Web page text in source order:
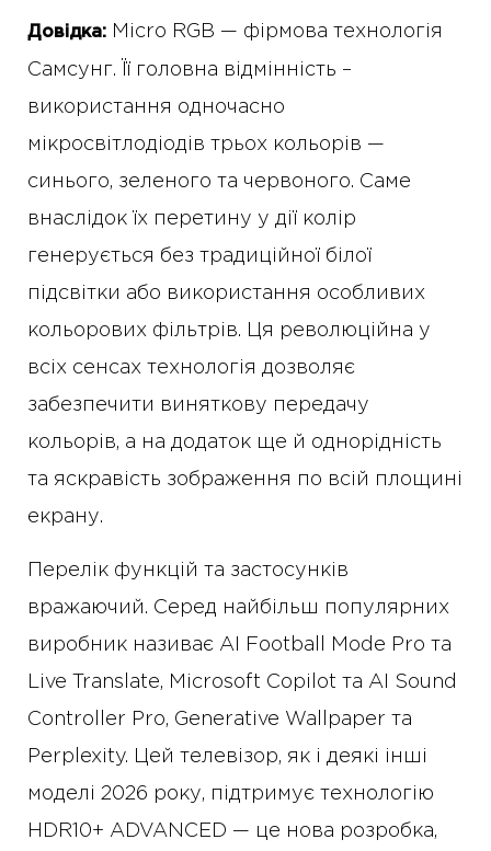
Довідка: Micro RGB — фірмова технологія
Самсунг. Її головна відмінність –
використання одночасно
мікросвітлодіодів трьох кольорів —
синього, зеленого та червоного. Саме
внаслідок їх перетину у дії колір
генерується без традиційної білої
підсвітки або використання особливих
кольорових фільтрів. Ця революційна у
всіх сенсах технологія дозволяє
забезпечити виняткову передачу
кольорів, а на додаток ще й однорідність
та яскравість зображення по всій площині
екрану.
Перелік функцій та застосунків
вражаючий. Серед найбільш популярних
виробник називає AI Football Mode Pro та
Live Translate, Microsoft Copilot та AI Sound
Controller Pro, Generative Wallpaper та
Perplexity. Цей телевізор, як і деякі інші
моделі 2026 року, підтримує технологію
HDR10+ ADVANCED — це нова розробка,